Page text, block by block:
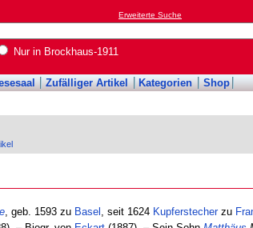
Erweiterte Suche
Nur in Brockhaus-1911
Zufälliger Artikel Kategorien Shop
, geb. 1593 zu Basel , seit 1624 Kupferstecherzu